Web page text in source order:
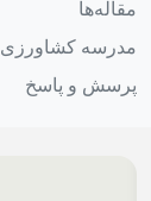
مقاله‌ها
مدرسه کشاورزی
پرسش و پاسخ